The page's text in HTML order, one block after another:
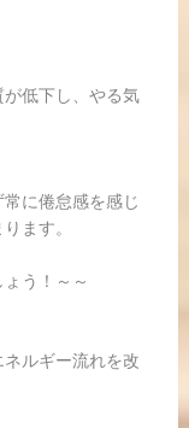
低下し、やる気
に倦怠感を感じ
ます。
う！～～
ルギー流れを改